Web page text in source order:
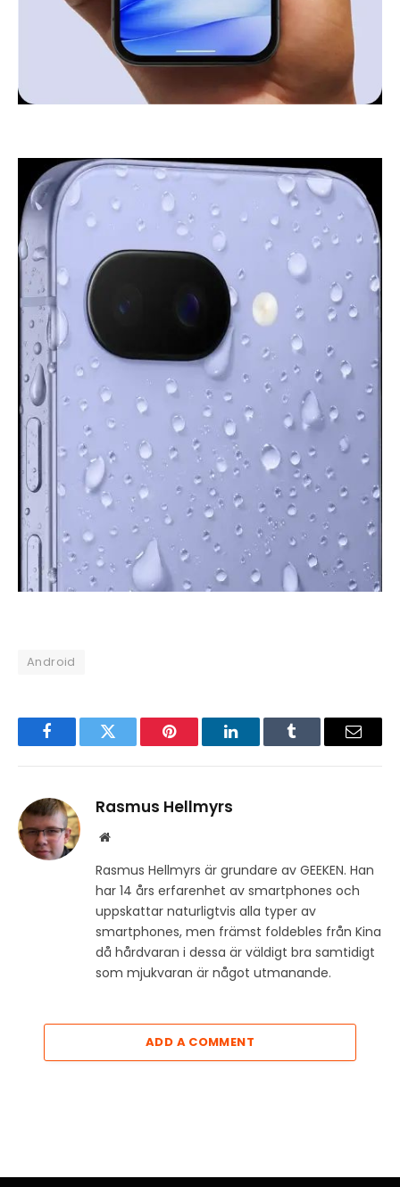
Android
FacebookTwitter Pinterest LinkedInTumblr Email
Rasmus Hellmyrs
Website
Rasmus Hellmyrs är grundare av GEEKEN. Han
har 14 års erfarenhet av smartphones och
uppskattar naturligtvis alla typer av
smartphones, men främst foldebles från Kina
då hårdvaran i dessa är väldigt bra samtidigt
som mjukvaran är något utmanande.
ADD A COMMENT